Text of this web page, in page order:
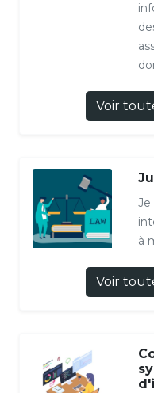
Voir
Je
à
Voir